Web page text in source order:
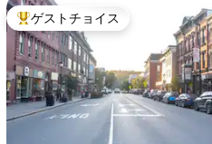
大好評のゲストチョイスです。
ゲストチョイス